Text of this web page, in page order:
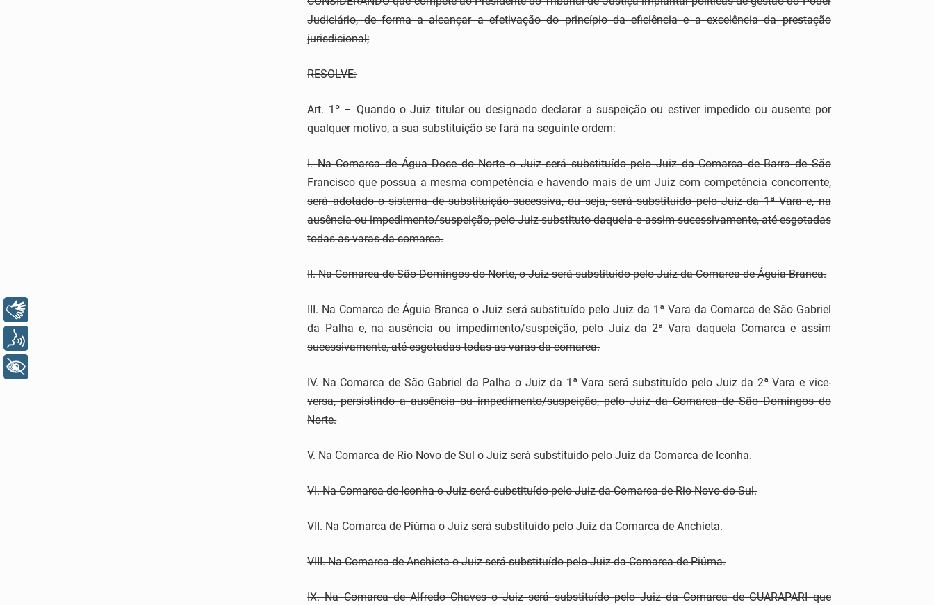
Judiciário, de forma a alcançar a efetivação do princípio da eficiência e a excelência da prestação
jurisdicional;
RESOLVE:
Art. 1º – Quando o Juiz titular ou designado declarar a suspeição ou estiver impedido ou ausente por
qualquer motivo, a sua substituição se fará na seguinte ordem:
I. Na Comarca de Água Doce do Norte o Juiz será substituído pelo Juiz da Comarca de Barra de São
Francisco que possua a mesma competência e havendo mais de um Juiz com competência concorrente,
será adotado o sistema de substituição sucessiva, ou seja, será substituído pelo Juiz da 1ª Vara e, na
ausência ou impedimento/suspeição, pelo Juiz substituto daquela e assim sucessivamente, até esgotadas
todas as varas da comarca.
II. Na Comarca de São Domingos do Norte, o Juiz será substituído pelo Juiz da Comarca de Águia Branca.
III. Na Comarca de Águia Branca o Juiz será substituído pelo Juiz da 1ª Vara da Comarca de São Gabriel
da Palha e, na ausência ou impedimento/suspeição, pelo Juiz da 2ª Vara daquela Comarca e assim
sucessivamente, até esgotadas todas as varas da comarca.
IV. Na Comarca de São Gabriel da Palha o Juiz da 1ª Vara será substituído pelo Juiz da 2ª Vara e vice-
versa, persistindo a ausência ou impedimento/suspeição, pelo Juiz da Comarca de São Domingos do
Norte.
V. Na Comarca de Rio Novo de Sul o Juiz será substituído pelo Juiz da Comarca de Iconha.
VI. Na Comarca de Iconha o Juiz será substituído pelo Juiz da Comarca de Rio Novo do Sul.
VII. Na Comarca de Piúma o Juiz será substituído pelo Juiz da Comarca de Anchieta.
VIII. Na Comarca de Anchieta o Juiz será substituído pelo Juiz da Comarca de Piúma.
IX. Na Comarca de Alfredo Chaves o Juiz será substituído pelo Juiz da Comarca de GUARAPARI que